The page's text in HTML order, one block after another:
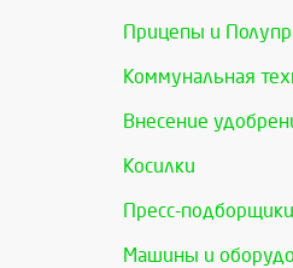
Прицепы и
Коммунальная
Внесение
Косилки
Пресс-подборщики
Машины и